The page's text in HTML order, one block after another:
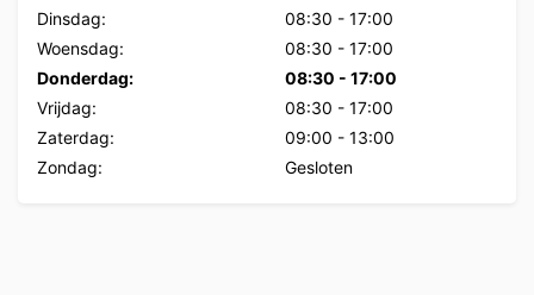
Dinsdag:
08:30 - 17:00
Woensdag:
08:30 - 17:00
Donderdag:
08:30 - 17:00
Vrijdag:
08:30 - 17:00
Zaterdag:
09:00 - 13:00
Zondag:
Gesloten